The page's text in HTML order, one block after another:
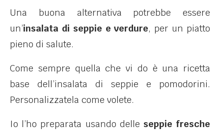
Una buona alternativa potrebbe essere
un’insalata di seppie e verdure, per un piatto
pieno di salute.
Come sempre quella che vi do è una ricetta
base dell’insalata di seppie e pomodorini.
Personalizzatela come volete.
Io l’ho preparata usando delle seppie fresche